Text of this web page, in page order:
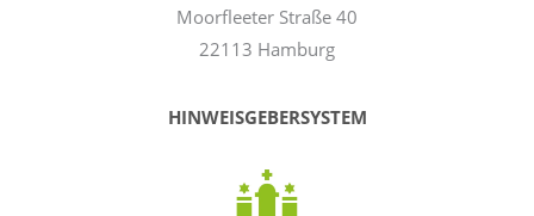
Moorfleeter Straße 40
22113 Hamburg
HINWEISGEBERSYSTEM